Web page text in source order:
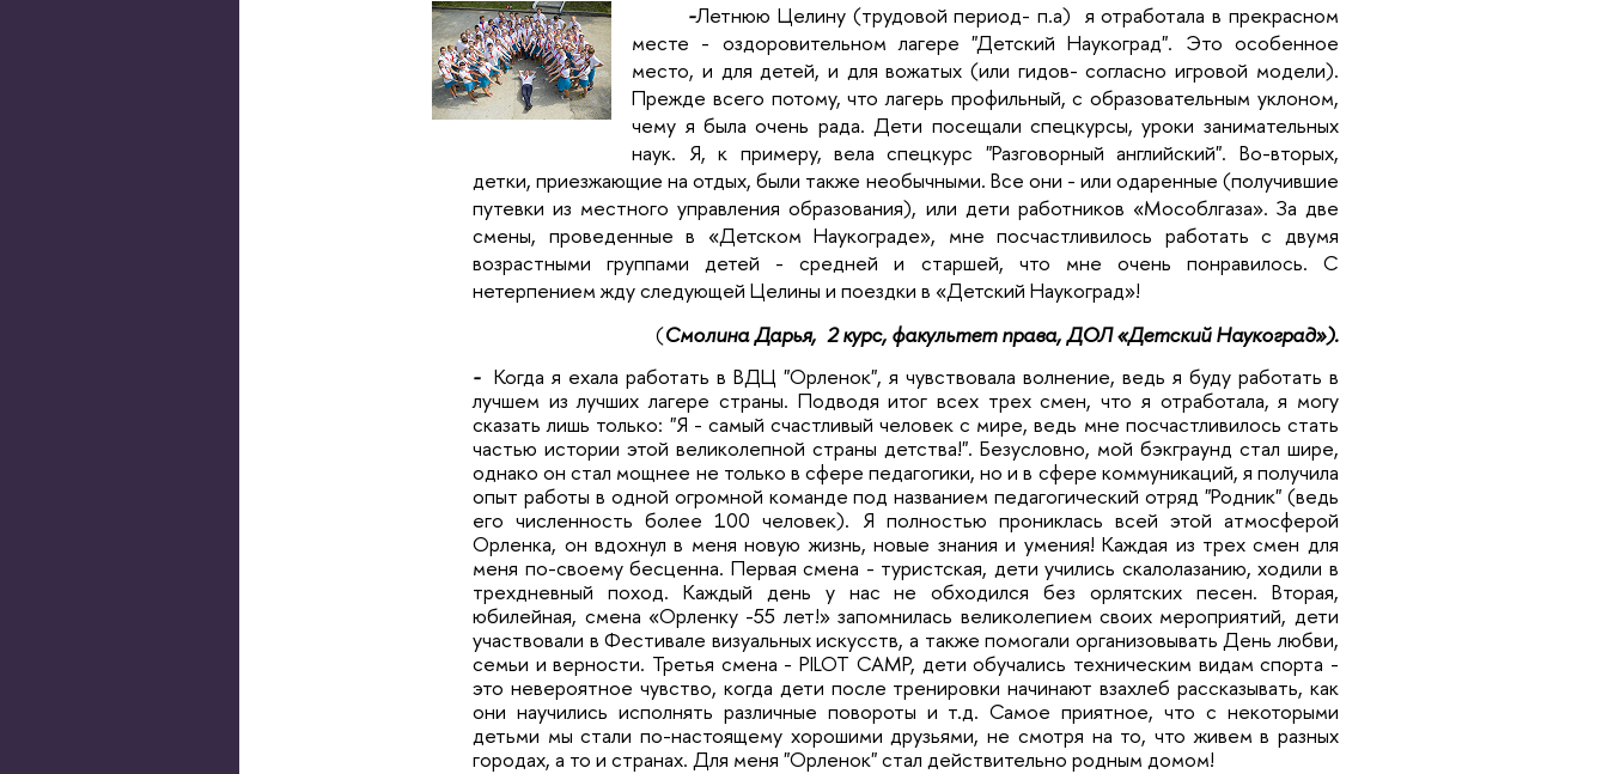
-Летнюю Целину (трудовой период- п.а) я отработала в прекрасном
месте - оздоровительном лагере "Детский Наукоград". Это особенное
место, и для детей, и для вожатых (или гидов- согласно игровой модели).
Прежде всего потому, что лагерь профильный, с образовательным уклоном,
чему я была очень рада. Дети посещали спецкурсы, уроки занимательных
наук. Я, к примеру, вела спецкурс "Разговорный английский". Во-вторых,
детки, приезжающие на отдых, были также необычными. Все они - или одаренные (получившие
путевки из местного управления образования), или дети работников «Мособлгаза». За две
смены, проведенные в «Детском Наукограде», мне посчастливилось работать с двумя
возрастными группами детей - средней и старшей, что мне очень понравилось. С
нетерпением жду следующей Целины и поездки в «Детский Наукоград»!
(Смолина Дарья, 2 курс, факультет права, ДОЛ «Детский Наукоград»).
-Когда я ехала работать в ВДЦ "Орленок", я чувствовала волнение, ведь я буду работать в
лучшем из лучших лагере страны. Подводя итог всех трех смен, что я отработала, я могу
сказать лишь только: "Я - самый счастливый человек с мире, ведь мне посчастливилось стать
частью истории этой великолепной страны детства!". Безусловно, мой бэкграунд стал шире,
однако он стал мощнее не только в сфере педагогики, но и в сфере коммуникаций, я получила
опыт работы в одной огромной команде под названием педагогический отряд "Родник" (ведь
его численность более 100 человек). Я полностью прониклась всей этой атмосферой
Орленка, он вдохнул в меня новую жизнь, новые знания и умения! Каждая из трех смен для
меня по-своему бесценна. Первая смена - туристская, дети учились скалолазанию, ходили в
трехдневный поход. Каждый день у нас не обходился без орлятских песен. Вторая,
юбилейная, смена «Орленку -55 лет!» запомнилась великолепием своих мероприятий, дети
участвовали в Фестивале визуальных искусств, а также помогали организовывать День любви,
семьи и верности. Третья смена - PILOT CAMP, дети обучались техническим видам спорта -
это невероятное чувство, когда дети после тренировки начинают взахлеб рассказывать, как
они научились исполнять различные повороты и т.д. Самое приятное, что с некоторыми
детьми мы стали по-настоящему хорошими друзьями, не смотря на то, что живем в разных
городах, а то и странах. Для меня "Орленок" стал действительно родным домом!